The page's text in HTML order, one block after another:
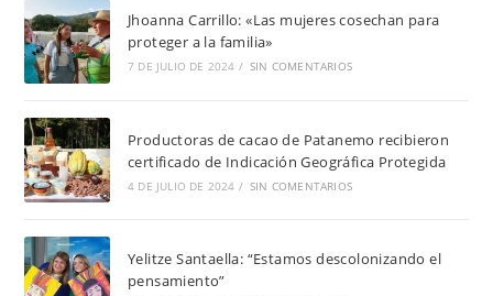
Jhoanna Carrillo: «Las mujeres cosechan para
proteger a la familia»
7 DE JULIO DE 2024 / SIN COMENTARIOS
Productoras de cacao de Patanemo recibieron
certificado de Indicación Geográfica Protegida
4 DE JULIO DE 2024 / SIN COMENTARIOS
Yelitze Santaella: “Estamos descolonizando el
pensamiento”